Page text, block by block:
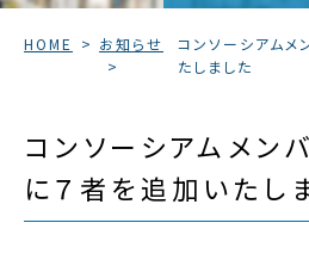
HOME お知らせ
コンソーシアムメ
たしました
コンソーシアムメン
に７者を追加いたし